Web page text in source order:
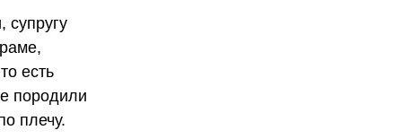
есть
породили
плечу.